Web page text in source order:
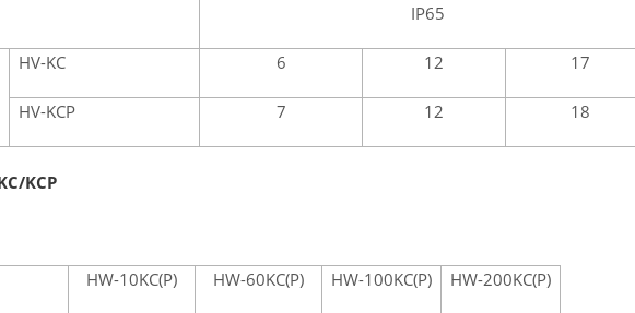
IP65
HV-KC 6 12 17
HV-KCP 7 12 18
KCP
HW-10KC(P) HW-60KC(P) HW-100KC(P) HW-200KC(P)